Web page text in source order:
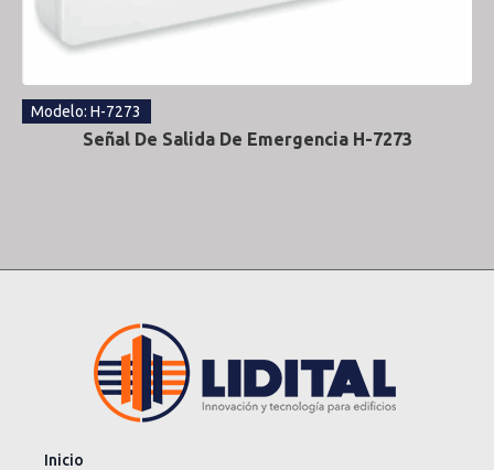
Modelo: H-7273
Señal De Salida De Emergencia H-7273
Inicio